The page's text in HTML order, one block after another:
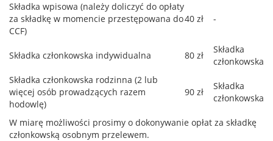
Składka wpisowa (należy doliczyć do opłaty
za składkę w momencie przestępowana do
CCF)
40 zł -
Składka członkowska indywidualna 80 zł
Składka
członkowska
Składka członkowska rodzinna (2 lub
więcej osób prowadzących razem
hodowlę)
90 zł
Składka
członkowska
W miarę możliwości prosimy o dokonywanie opłat za składkę
członkowską osobnym przelewem.